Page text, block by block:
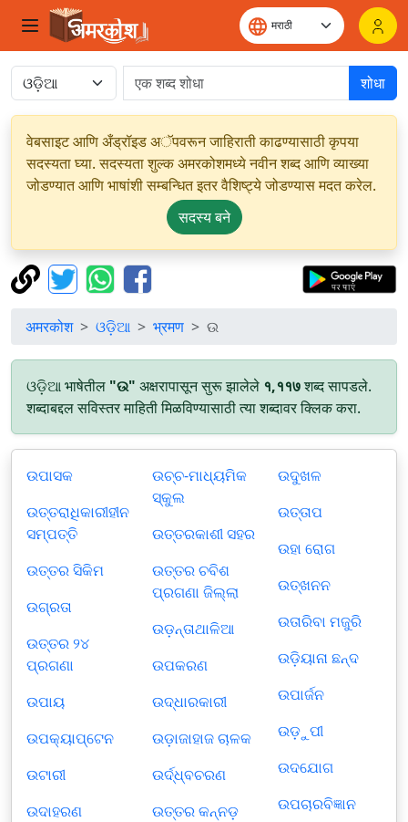
शोधा
वेबसाइट आणि अँड्रॉइड अॅपवरून जाहिराती काढण्यासाठी कृपया
सदस्यता घ्या. सदस्यता शुल्क अमरकोशमध्ये नवीन शब्द आणि व्याख्या
जोडण्यात आणि भाषांशी सम्बन्धित इतर वैशिष्ट्ये जोडण्यास मदत करेल.
सदस्य बने
अमरकोश ଓଡ଼ିଆ भ्रमण ଉ
ଓଡ଼ିଆ भाषेतील "ଉ" अक्षरापासून सुरू झालेले १,११७शब्द सापडले.
शब्दाबद्दल सविस्तर माहिती मिळविण्यासाठी त्या शब्दावर क्लिक करा.
ଉପାସକ
ଉତ୍ତରାଧିକାରୀହୀନ
ସମ୍ପତ୍ତି
ଉତ୍ତର ସିକିମ
ଉଗ୍ରତା
ଉତ୍ତର ୨୪
ପ୍ରଗଣା
ଉପାୟ
ଉପକ୍ୟାପ୍ଟେନ
ଉଟାରୀ
ଉଦାହରଣ
ଉଚ୍ଚ-ମାଧ୍ୟମିକ
ସ୍କୁଲ
ଉତ୍ତରକାଶୀ ସହର
ଉତ୍ତର ଚବିଶ
ପ୍ରଗଣା ଜିଲ୍ଲା
ଉଡ଼ନ୍ତାଥାଳିଆ
ଉପକରଣ
ଉଦ୍ଧାରକାରୀ
ଉଡ଼ାଜାହାଜ ଚାଳକ
ଉର୍ଦ୍ଧ୍ବଚରଣ
ଉତ୍ତର କନ୍ନଡ଼
ଉଦୁଖଳ
ଉତ୍ତାପ
ଉହା ରୋଗ
ଉତ୍ଖନନ
ଉତାରିବା ମଜୁରି
ଉଡ଼ିୟାନା ଛନ୍ଦ
ଉପାର୍ଜନ
ଉଡ଼ୁପୀ
ଉଦ‌ଯୋଗ
ଉପଚାରବିଜ୍ଞାନ